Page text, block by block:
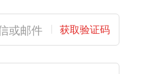
获取验证码